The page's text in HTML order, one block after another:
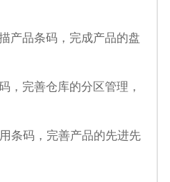
描产品条码，完成产品的盘
，完善仓库的分区管理，
用条码，完善产品的先进先